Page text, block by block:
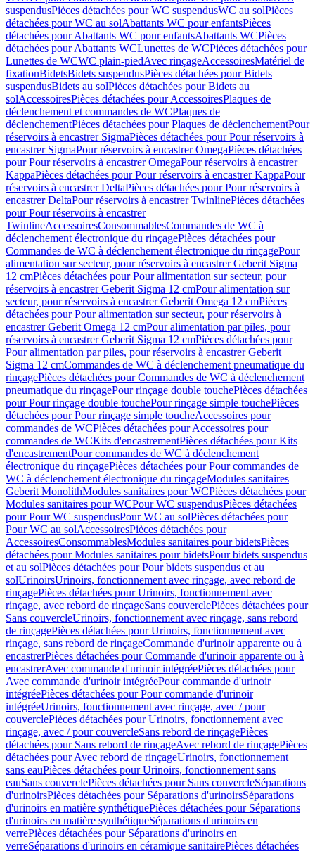
suspendusPièces détachées pour WC suspendusWC au solPièces
détachées pour WC au solAbattants WC pour enfantsPièces
détachées pour Abattants WC pour enfantsAbattants WCPièces
détachées pour Abattants WCLunettes de WCPièces détachées pour
Lunettes de WCWC plain-piedAvec rinçageAccessoiresMatériel de
fixationBidetsBidets suspendusPièces détachées pour Bidets
suspendusBidets au solPièces détachées pour Bidets au
solAccessoiresPièces détachées pour AccessoiresPlaques de
déclenchement et commandes de WCPlaques de
déclenchementPièces détachées pour Plaques de déclenchementPour
réservoirs à encastrer SigmaPièces détachées pour Pour réservoirs à
encastrer SigmaPour réservoirs à encastrer OmegaPièces détachées
pour Pour réservoirs à encastrer OmegaPour réservoirs à encastrer
KappaPièces détachées pour Pour réservoirs à encastrer KappaPour
réservoirs à encastrer DeltaPièces détachées pour Pour réservoirs à
encastrer DeltaPour réservoirs à encastrer TwinlinePièces détachées
pour Pour réservoirs à encastrer
TwinlineAccessoiresConsommablesCommandes de WC à
déclenchement électronique du rinçagePièces détachées pour
Commandes de WC à déclenchement électronique du rinçagePour
alimentation sur secteur, pour réservoirs à encastrer Geberit Sigma
12 cmPièces détachées pour Pour alimentation sur secteur, pour
réservoirs à encastrer Geberit Sigma 12 cmPour alimentation sur
secteur, pour réservoirs à encastrer Geberit Omega 12 cmPièces
détachées pour Pour alimentation sur secteur, pour réservoirs à
encastrer Geberit Omega 12 cmPour alimentation par piles, pour
réservoirs à encastrer Geberit Sigma 12 cmPièces détachées pour
Pour alimentation par piles, pour réservoirs à encastrer Geberit
Sigma 12 cmCommandes de WC à déclenchement pneumatique du
rinçagePièces détachées pour Commandes de WC à déclenchement
pneumatique du rinçagePour rinçage double touchePièces détachées
pour Pour rinçage double touchePour rinçage simple touchePièces
détachées pour Pour rinçage simple toucheAccessoires pour
commandes de WCPièces détachées pour Accessoires pour
commandes de WCKits d'encastrementPièces détachées pour Kits
d'encastrementPour commandes de WC à déclenchement
électronique du rinçagePièces détachées pour Pour commandes de
WC à déclenchement électronique du rinçageModules sanitaires
Geberit MonolithModules sanitaires pour WCPièces détachées pour
Modules sanitaires pour WCPour WC suspendusPièces détachées
pour Pour WC suspendusPour WC au solPièces détachées pour
Pour WC au solAccessoiresPièces détachées pour
AccessoiresConsommablesModules sanitaires pour bidetsPièces
détachées pour Modules sanitaires pour bidetsPour bidets suspendus
et au solPièces détachées pour Pour bidets suspendus et au
solUrinoirsUrinoirs, fonctionnement avec rinçage, avec rebord de
rinçagePièces détachées pour Urinoirs, fonctionnement avec
rinçage, avec rebord de rinçageSans couverclePièces détachées pour
Sans couvercleUrinoirs, fonctionnement avec rinçage, sans rebord
de rinçagePièces détachées pour Urinoirs, fonctionnement avec
rinçage, sans rebord de rinçageCommande d'urinoir apparente ou à
encastrerPièces détachées pour Commande d'urinoir apparente ou à
encastrerAvec commande d'urinoir intégréePièces détachées pour
Avec commande d'urinoir intégréePour commande d'urinoir
intégréePièces détachées pour Pour commande d'urinoir
intégréeUrinoirs, fonctionnement avec rinçage, avec / pour
couverclePièces détachées pour Urinoirs, fonctionnement avec
rinçage, avec / pour couvercleSans rebord de rinçagePièces
détachées pour Sans rebord de rinçageAvec rebord de rinçagePièces
détachées pour Avec rebord de rinçageUrinoirs, fonctionnement
sans eauPièces détachées pour Urinoirs, fonctionnement sans
eauSans couverclePièces détachées pour Sans couvercleSéparations
d'urinoirsPièces détachées pour Séparations d'urinoirsSéparations
d'urinoirs en matière synthétiquePièces détachées pour Séparations
d'urinoirs en matière synthétiqueSéparations d'urinoirs en
verrePièces détachées pour Séparations d'urinoirs en
verreSéparations d'urinoirs en céramique sanitairePièces détachées